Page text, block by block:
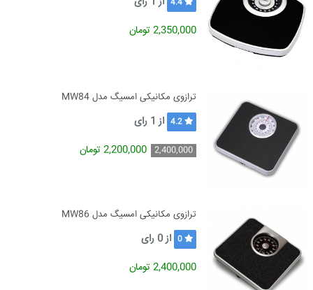
4.4
2,350,000 تومان
ترازوی مکانیکی امسیگ مدل MW84
4.2 از 1 رای
2,400,000 2,200,000 تومان
ترازوی مکانیکی امسیگ مدل MW86
0 از0 رای
2,400,000 تومان